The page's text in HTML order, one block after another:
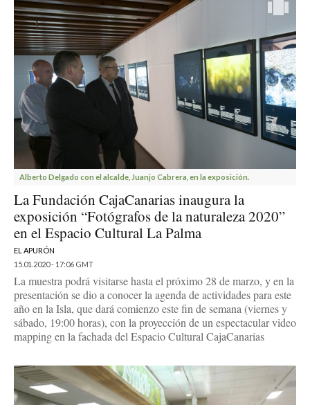
Alberto Delgado con el alcalde, Juanjo Cabrera, en la exposición.
La Fundación CajaCanarias inaugura la
exposición “Fotógrafos de la naturaleza 2020”
en el Espacio Cultural La Palma
EL APURÓN
15.01.2020 - 17:06 GMT
La muestra podrá visitarse hasta el próximo 28 de marzo, y en la
presentación se dio a conocer la agenda de actividades para este
año en la Isla, que dará comienzo este fin de semana (viernes y
sábado, 19:00 horas), con la proyección de un espectacular video
mapping en la fachada del Espacio Cultural CajaCanarias